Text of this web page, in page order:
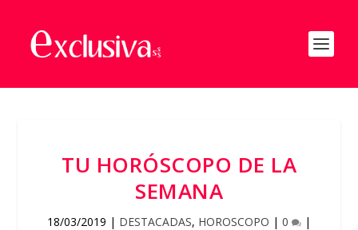
TU HORÓSCOPO DE LA
SEMANA
18/03/2019 | DESTACADAS, HOROSCOPO | 0 |